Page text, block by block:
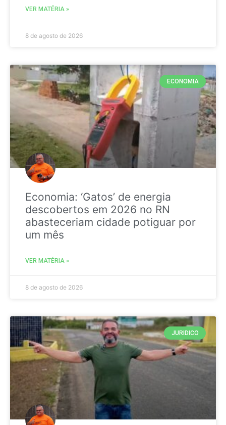
VER MATÉRIA »
8 de agosto de 2026
ECONOMIA
Economia: ‘Gatos’ de energia
descobertos em 2026 no RN
abasteceriam cidade potiguar por
um mês
VER MATÉRIA »
8 de agosto de 2026
JURIDICO